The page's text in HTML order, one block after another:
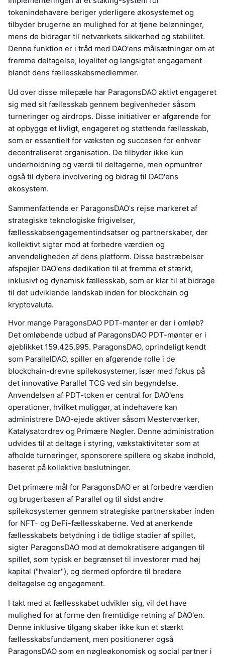
tokenindehavere beriger yderligere økosystemet og
tilbyder brugerne en mulighed for at tjene belønninger,
mens de bidrager til netværkets sikkerhed og stabilitet.
Denne funktion er i tråd med DAO'ens målsætninger om at
fremme deltagelse, loyalitet og langsigtet engagement
blandt dens fællesskabsmedlemmer.
Ud over disse milepæle har ParagonsDAO aktivt engageret
sig med sit fællesskab gennem begivenheder såsom
turneringer og airdrops. Disse initiativer er afgørende for
at opbygge et livligt, engageret og støttende fællesskab,
som er essentielt for væksten og succesen for enhver
decentraliseret organisation. De tilbyder ikke kun
underholdning og værdi til deltagerne, men opmuntrer
også til dybere involvering og bidrag til DAO'ens
økosystem.
Sammenfattende er ParagonsDAO's rejse markeret af
strategiske teknologiske frigivelser,
fællesskabsengagementindsatser og partnerskaber, der
kollektivt sigter mod at forbedre værdien og
anvendeligheden af dens platform. Disse bestræbelser
afspejler DAO'ens dedikation til at fremme et stærkt,
inklusivt og dynamisk fællesskab, som er klar til at bidrage
til det udviklende landskab inden for blockchain og
kryptovaluta.
Hvor mange ParagonsDAO PDT-mønter er der i omløb?
Det omløbende udbud af ParagonsDAO PDT-mønter er i
øjeblikket 159.425.995. ParagonsDAO, oprindeligt kendt
som ParallelDAO, spiller en afgørende rolle i de
blockchain-drevne spilekosystemer, især med fokus på
det innovative Parallel TCG ved sin begyndelse.
Anvendelsen af PDT-token er central for DAO'ens
operationer, hvilket muliggør, at indehavere kan
administrere DAO-ejede aktiver såsom Mesterværker,
Katalysatordrev og Primære Nøgler. Denne administration
udvides til at deltage i styring, vækstaktiviteter som at
afholde turneringer, sponsorere spillere og skabe indhold,
baseret på kollektive beslutninger.
Det primære mål for ParagonsDAO er at forbedre værdien
og brugerbasen af Parallel og til sidst andre
spilekosystemer gennem strategiske partnerskaber inden
for NFT- og DeFi-fællesskaberne. Ved at anerkende
fællesskabets betydning i de tidlige stadier af spillet,
sigter ParagonsDAO mod at demokratisere adgangen til
spillet, som typisk er begrænset til investorer med høj
kapital ("hvaler"), og dermed opfordre til bredere
deltagelse og engagement.
I takt med at fællesskabet udvikler sig, vil det have
mulighed for at forme den fremtidige retning af DAO'en.
Denne inklusive tilgang skaber ikke kun et stærkt
fællesskabsfundament, men positionerer også
ParagonsDAO som en nøgleøkonomisk og social partner i